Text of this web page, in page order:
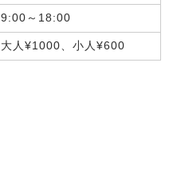
9:00～18:00
大人¥1000、小人¥600